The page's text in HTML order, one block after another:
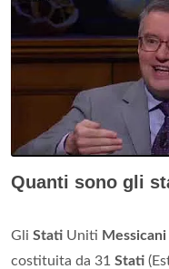
Quanti sono gli
Gli Stati Uniti
costituita da 31 Stati